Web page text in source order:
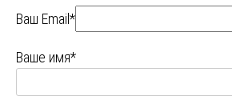
Ваш Email*
Ваше имя*